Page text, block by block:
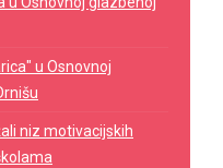
u Osnovnoj
niz motivacijskih